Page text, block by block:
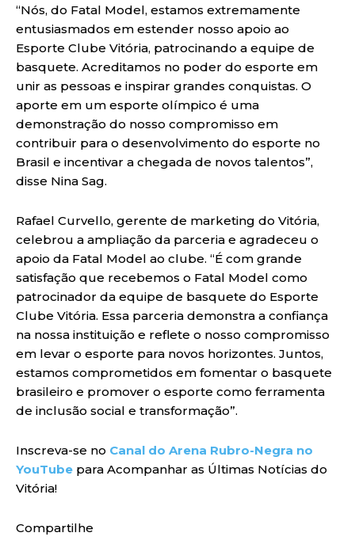
“Nós, do Fatal Model, estamos extremamente
entusiasmados em estender nosso apoio ao
Esporte Clube Vitória, patrocinando a equipe de
basquete. Acreditamos no poder do esporte em
unir as pessoas e inspirar grandes conquistas. O
aporte em um esporte olímpico é uma
demonstração do nosso compromisso em
contribuir para o desenvolvimento do esporte no
Brasil e incentivar a chegada de novos talentos”,
disse Nina Sag.
Rafael Curvello, gerente de marketing do Vitória,
celebrou a ampliação da parceria e agradeceu o
apoio da Fatal Model ao clube. “É com grande
satisfação que recebemos o Fatal Model como
patrocinador da equipe de basquete do Esporte
Clube Vitória. Essa parceria demonstra a confiança
na nossa instituição e reflete o nosso compromisso
em levar o esporte para novos horizontes. Juntos,
estamos comprometidos em fomentar o basquete
brasileiro e promover o esporte como ferramenta
de inclusão social e transformação”.
Inscreva-se no Canal do Arena Rubro-Negra no
YouTube para Acompanhar as Últimas Notícias do
Vitória!
Compartilhe